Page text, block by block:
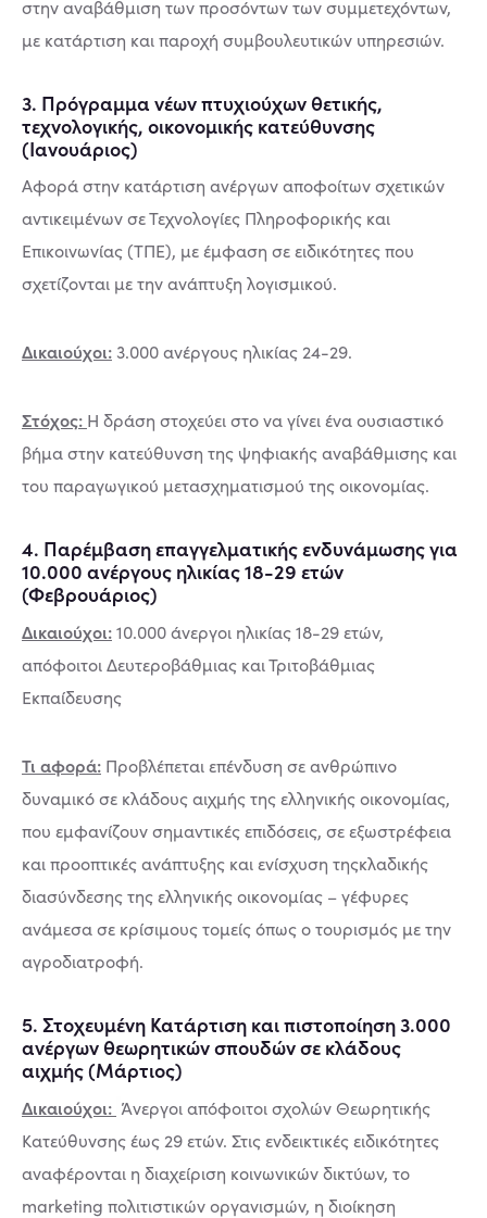
στην αναβάθµιση των προσόντων των συµµετεχόντων,
µε κατάρτιση και παροχή συµβουλευτικών υπηρεσιών.
3. Πρόγραµµα νέων πτυχιούχων θετικής,
τεχνολογικής, οικονοµικής κατεύθυνσης
(Ιανουάριος)
Αφορά στην κατάρτιση ανέργων αποφοίτων σχετικών
αντικειµένων σε Τεχνολογίες Πληροφορικής και
Επικοινωνίας (ΤΠΕ), µε έµφαση σε ειδικότητες που
σχετίζονται µε την ανάπτυξη λογισµικού.
Δικαιούχοι: 3.000 ανέργους ηλικίας 24-29.
Στόχος: Η δράση στοχεύει στο να γίνει ένα ουσιαστικό
βήµα στην κατεύθυνση της ψηφιακής αναβάθµισης και
του παραγωγικού µετασχηµατισµού της οικονοµίας.
4. Παρέµβαση επαγγελµατικής ενδυνάµωσης για
10.000 ανέργους ηλικίας 18-29 ετών
(Φεβρουάριος)
Δικαιούχοι:10.000 άνεργοι ηλικίας 18-29 ετών,
απόφοιτοι Δευτεροβάθμιας και Τριτοβάθμιας
Εκπαίδευσης
Τι αφορά: Προβλέπεται επένδυση σε ανθρώπινο
δυναµικό σε κλάδους αιχµής της ελληνικής οικονοµίας,
που εµφανίζουν σηµαντικές επιδόσεις, σε εξωστρέφεια
και προοπτικές ανάπτυξης και ενίσχυση τηςκλαδικής
διασύνδεσης της ελληνικής οικονοµίας – γέφυρες
ανάµεσα σε κρίσιµους τοµείς όπως ο τουρισµός µε την
αγροδιατροφή.
5. Στοχευµένη Κατάρτιση και πιστοποίηση 3.000
ανέργων θεωρητικών σπουδών σε κλάδους
αιχµής (Μάρτιος)
Δικαιούχοι: Άνεργοι απόφοιτοι σχολών Θεωρητικής
Κατεύθυνσης έως 29 ετών. Στις ενδεικτικές ειδικότητες
αναφέρονται η διαχείριση κοινωνικών δικτύων, το
marketing πολιτιστικών οργανισµών, η διοίκηση